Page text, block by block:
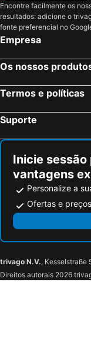
Encontre facilmente os
resultados: adicione o
fonte preferencial no
Empresa
Os nossos
Termos e políticas
Suporte
Inicie
vantagens
Personalize a
Ofertas e
trivago N.V., Kesselstraße
Direitos autorais 2026